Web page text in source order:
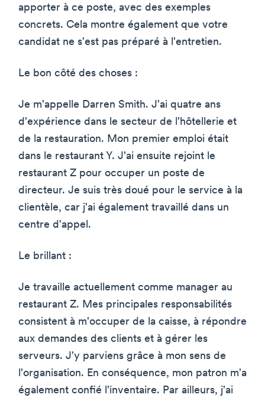
apporter à ce poste, avec des exemples
concrets. Cela montre également que votre
candidat ne s'est pas préparé à l'entretien.
Le bon côté des choses :
Je m'appelle Darren Smith. J'ai quatre ans
d'expérience dans le secteur de l'hôtellerie et
de la restauration. Mon premier emploi était
dans le restaurant Y. J'ai ensuite rejoint le
restaurant Z pour occuper un poste de
directeur. Je suis très doué pour le service à la
clientèle, car j'ai également travaillé dans un
centre d'appel.
Le brillant :
Je travaille actuellement comme manager au
restaurant Z. Mes principales responsabilités
consistent à m'occuper de la caisse, à répondre
aux demandes des clients et à gérer les
serveurs. J'y parviens grâce à mon sens de
l'organisation. En conséquence, mon patron m'a
également confié l'inventaire. Par ailleurs, j'ai